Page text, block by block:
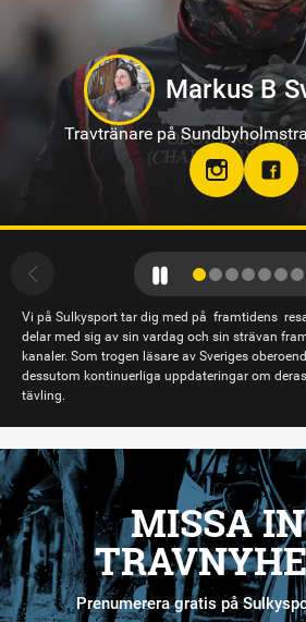
Kevin
Travtränare på
Vi på Sulkysport tar dig med på framtidens
delar med sig av sin vardag och sin strävan
kanaler. Som trogen läsare av Sveriges
dessutom kontinuerliga uppdateringar om
tävling.
MISSA
Prenumerera gratis på